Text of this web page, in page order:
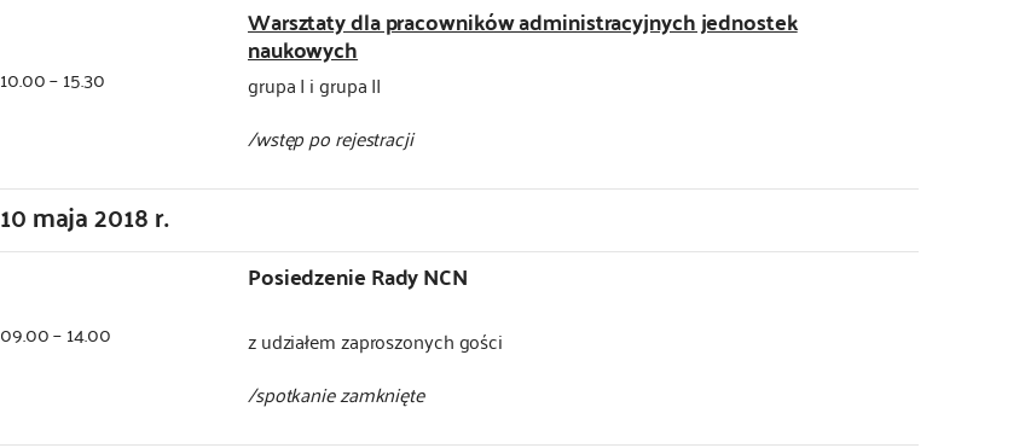
10.00 – 15.30
Warsztaty dla pracowników administracyjnych jednostek
naukowych
grupa I i grupa II
/wstęp po rejestracji
10 maja 2018 r.
09.00 – 14.00
Posiedzenie Rady NCN
z udziałem zaproszonych gości
/spotkanie zamknięte